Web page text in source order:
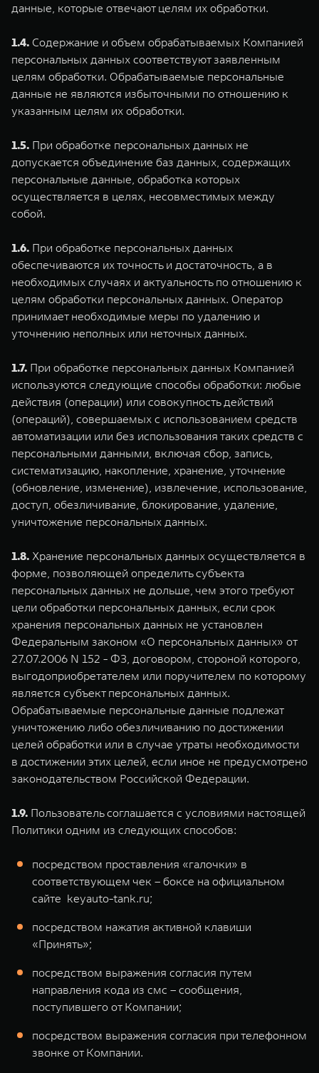
данные, которые отвечают целям их обработки.
1.4. Содержание и объем обрабатываемых Компанией
персональных данных соответствуют заявленным
целям обработки. Обрабатываемые персональные
данные не являются избыточными по отношению к
указанным целям их обработки.
1.5. При обработке персональных данных не
допускается объединение баз данных, содержащих
персональные данные, обработка которых
осуществляется в целях, несовместимых между
собой.
1.6. При обработке персональных данных
обеспечиваются их точность и достаточность, а в
необходимых случаях и актуальность по отношению к
целям обработки персональных данных. Оператор
принимает необходимые меры по удалению и
уточнению неполных или неточных данных.
1.7. При обработке персональных данных Компанией
используются следующие способы обработки: любые
действия (операции) или совокупность действий
(операций), совершаемых с использованием средств
автоматизации или без использования таких средств с
персональными данными, включая сбор, запись,
систематизацию, накопление, хранение, уточнение
(обновление, изменение), извлечение, использование,
доступ, обезличивание, блокирование, удаление,
уничтожение персональных данных.
1.8. Хранение персональных данных осуществляется в
форме, позволяющей определить субъекта
персональных данных не дольше, чем этого требуют
цели обработки персональных данных, если срок
хранения персональных данных не установлен
Федеральным законом «О персональных данных» от
27.07.2006 N 152 - ФЗ, договором, стороной которого,
выгодоприобретателем или поручителем по которому
является субъект персональных данных.
Обрабатываемые персональные данные подлежат
уничтожению либо обезличиванию по достижении
целей обработки или в случае утраты необходимости
в достижении этих целей, если иное не предусмотрено
законодательством Российской Федерации.
1.9. Пользователь соглашается с условиями настоящей
Политики одним из следующих способов:
посредством проставления «галочки» в
соответствующем чек – боксе на официальном
сайте keyauto-tank.ru;
посредством нажатия активной клавиши
«Принять»;
посредством выражения согласия путем
направления кода из смс – сообщения,
поступившего от Компании;
посредством выражения согласия при телефонном
звонке от Компании.